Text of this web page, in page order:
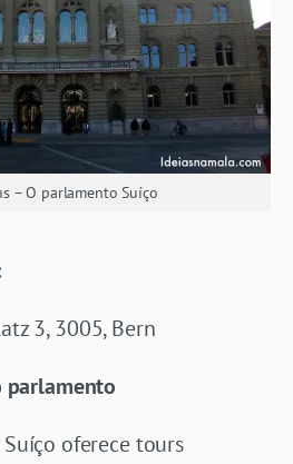
– O parlamento Suíço
3, 3005, Bern
parlamento
oferece tours